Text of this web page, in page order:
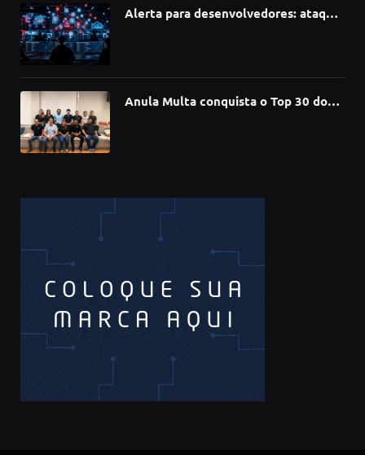
Alerta para desenvolvedores: ataque
Anula Multa conquista o Top 30 do